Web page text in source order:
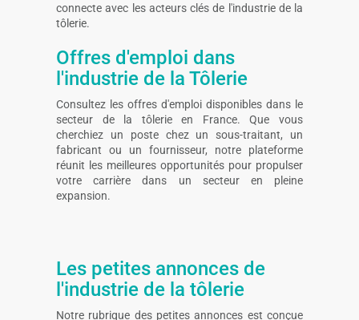
connecte avec les acteurs clés de l'industrie de la
tôlerie.
Offres d'emploi dans
l'industrie de la Tôlerie
Consultez les offres d'emploi disponibles dans le
secteur de la tôlerie en France. Que vous
cherchiez un poste chez un sous-traitant, un
fabricant ou un fournisseur, notre plateforme
réunit les meilleures opportunités pour propulser
votre carrière dans un secteur en pleine
expansion.
Les petites annonces de
l'industrie de la tôlerie
Notre rubrique des petites annonces est conçue